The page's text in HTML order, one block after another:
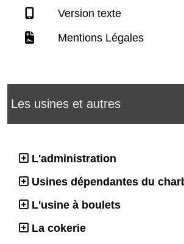
Version texte
Mentions Légales
Les usines et autres
L'administration
Usines dépendantes du
L'usine à boulets
La cokerie